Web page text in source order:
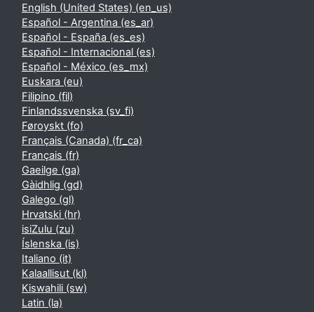
English (United States) ‎(en_us)‎
Español - Argentina ‎(es_ar)‎
Español - España ‎(es_es)‎
Español - Internacional ‎(es)‎
Español - México ‎(es_mx)‎
Euskara ‎(eu)‎
Filipino ‎(fil)‎
Finlandssvenska ‎(sv_fi)‎
Føroyskt ‎(fo)‎
Français (Canada) ‎(fr_ca)‎
Français ‎(fr)‎
Gaeilge ‎(ga)‎
Gàidhlig ‎(gd)‎
Galego ‎(gl)‎
Hrvatski ‎(hr)‎
isiZulu ‎(zu)‎
Íslenska ‎(is)‎
Italiano ‎(it)‎
Kalaallisut ‎(kl)‎
Kiswahili ‎(sw)‎
Latin ‎(la)‎